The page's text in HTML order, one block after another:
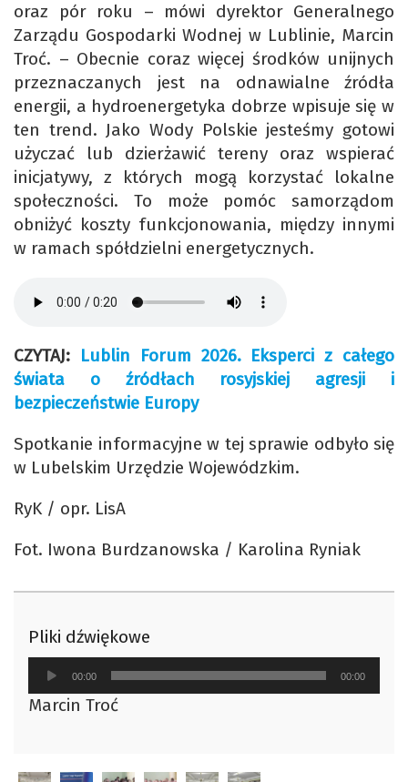
oraz pór roku – mówi dyrektor Generalnego
Zarządu Gospodarki Wodnej w Lublinie, Marcin
Troć. – Obecnie coraz więcej środków unijnych
przeznaczanych jest na odnawialne źródła
energii, a hydroenergetyka dobrze wpisuje się w
ten trend. Jako Wody Polskie jesteśmy gotowi
użyczać lub dzierżawić tereny oraz wspierać
inicjatywy, z których mogą korzystać lokalne
społeczności. To może pomóc samorządom
obniżyć koszty funkcjonowania, między innymi
w ramach spółdzielni energetycznych.
CZYTAJ: Lublin Forum 2026. Eksperci z całego
świata o źródłach rosyjskiej agresji i
bezpieczeństwie Europy
Spotkanie informacyjne w tej sprawie odbyło się
w Lubelskim Urzędzie Wojewódzkim.
RyK / opr. LisA
Fot. Iwona Burdzanowska / Karolina Ryniak
Pliki dźwiękowe
Odtwarzacz
plików
dźwiękowych
00:00 00:00
Marcin Troć